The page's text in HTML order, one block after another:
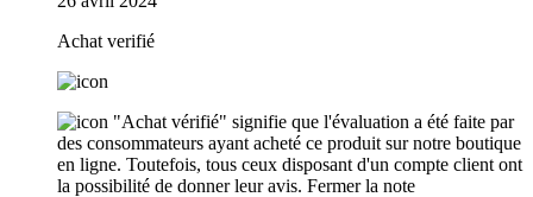
Achat verifié
"Achat vérifié" signifie que l'évaluation a été faite par
des consommateurs ayant acheté ce produit sur notre boutique
en ligne. Toutefois, tous ceux disposant d'un compte client ont
la possibilité de donner leur avis. Fermer la note